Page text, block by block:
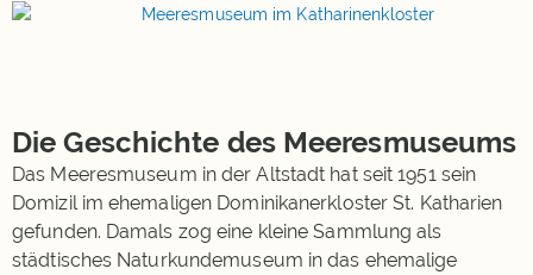
Die Geschichte des Meeresmuseums
Das Meeresmuseum in der Altstadt hat seit 1951 sein
Domizil im ehemaligen Dominikanerkloster St. Katharien
gefunden. Damals zog eine kleine Sammlung als
städtisches Naturkundemuseum in das ehemalige